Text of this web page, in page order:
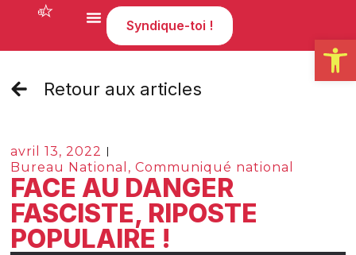
Ouvrir
Syndique-toi !
Retour aux articles
avril 13, 2022
Bureau National ,Communiqué national
FACE AU DANGER
FASCISTE, RIPOSTE
POPULAIRE !